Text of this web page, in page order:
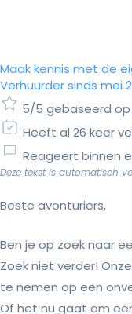
Maak kennis met de
Verhuurder sinds mei
5/5 gebaseerd op
Heeft al 26 keer
Reageert binnen
Deze tekst is automatisch
Beste avonturiers,
Ben je op zoek naar
Zoek niet verder!
te nemen op een
Of het nu gaat om